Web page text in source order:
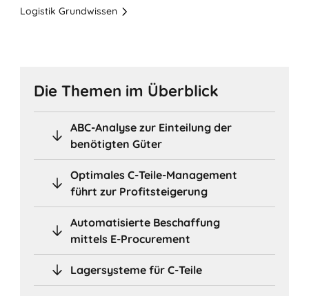
Logistik Grundwissen
Die Themen im Überblick
ABC-Analyse zur Einteilung der
benötigten Güter
Optimales C-Teile-Management
führt zur Profitsteigerung
Automatisierte Beschaffung
mittels E-Procurement
Lagersysteme für C-Teile